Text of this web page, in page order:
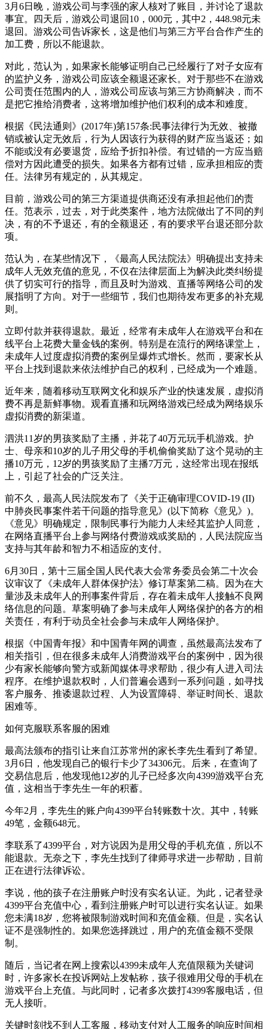
3月6日晚，游戏公司与李强的家人核对了账目，并讨论了退款
事宜。四天后，游戏公司退回10，000元，其中2，448.98元未
退回。游戏公司告诉家长，这是他们与第三方平台合作产生的
加工费，所以不能退款。
对此，范认为，如果家长能够证明自己已经履行了对子女应有
的监护义务，游戏公司应该全额退还家长。对于那些不在游戏
公司责任范围内的人，游戏公司应该与第三方协商解决，而不
是把它推给消费者，这将增加维护他们权利的成本和难度。
根据《民法通则》(2017年)第157条:民事法律行为无效、被撤
销或被认定无效后，行为人因该行为获得的财产应当返还；如
不能或没有必要退货，应给予折扣补偿。有过错的一方应当赔
偿对方因此遭受的损失。如果各方都有过错，应承担相应的责
任。法律另有规定的，从其规定。
目前，游戏公司的第三方渠道提供商还没有承担起他们的责
任。范表示，过去，对于此类案件，地方法院做出了不同的判
决，有的不予退还，有的全额退还，有的要求平台退还部分款
项。
范认为，在某些情况下，《最高人民法院法》明确提出支持未
成年人无效充值的意见，不仅在法律层面上为解决此类纠纷提
供了切实可行的指导，而且及时为游戏、直播等网络公司的发
展指明了方向。对于一些细节，我们也期待发布更多的补充规
则。
立即付款并获得退款。最近，经常有未成年人在游戏平台和在
线平台上花费大量金钱的案例。特别是在流行的网络课堂上，
未成年人过度虚拟消费的案例呈爆炸式增长。然而，要家长从
平台上找到退款来依法维护自己的权利，已经成为一个难题。
近年来，随着移动互联网文化和娱乐产业的快速发展，虚拟消
费不再是新鲜事物。观看直播和玩网络游戏已经成为网络娱乐
虚拟消费的新渠道。
泗洪11岁的男孩奖励了主播，并花了40万元玩手机游戏。护
士、母亲和10岁的儿子用父母的手机偷偷奖励了这个晃动的主
播10万元，12岁的男孩奖励了主播7万元，这经常出现在报纸
上，引起了社会的广泛关注。
前不久，最高人民法院发布了《关于正确审理COVID-19 (II)
中肺炎民事案件若干问题的指导意见》(以下简称《意见》)。
《意见》明确规定，限制民事行为能力人未经其监护人同意，
在网络直播平台上参与网络付费游戏或奖励的，人民法院应当
支持与其年龄和智力不相适应的支付。
6月30日，第十三届全国人民代表大会常务委员会第二十次会
议审议了《未成年人群体保护法》修订草案第二稿。因为在大
量涉及未成年人的刑事案件背后，存在着未成年人接触不良网
络信息的问题。草案明确了参与未成年人网络保护的各方的相
关责任，有利于动员全社会参与未成年人网络保护。
根据《中国青年报》和中国青年网的调查，虽然最高法发布了
相关指引，但在很多未成年人消费游戏平台的案例中，因为很
少有家长能够向警方或新闻媒体寻求帮助，很少有人进入司法
程序。在维护退款权时，人们普遍会遇到一系列问题，如寻找
客户服务、推诿退款过程、人为设置障碍、举证时间长、退款
困难等。
如何克服联系客服的困难
最高法颁布的指引让来自江苏常州的家长李先生看到了希望。
3月6日，他发现自己的银行卡少了34306元。后来，在查询了
交易信息后，他发现他12岁的儿子已经多次向4399游戏平台充
值，这相当于李先生一年的积蓄。
今年2月，李先生的账户向4399平台转账数十次。其中，转账
49笔，金额648元。
李联系了4399平台，对方说因为是用父母的手机充值，所以不
能退款。无奈之下，李先生找到了律师寻求进一步帮助，目前
正在进行法律诉讼。
李说，他的孩子在注册账户时没有实名认证。为此，记者登录
4399平台充值中心，看到注册账户时可以进行实名认证。如果
您未满18岁，您将被限制游戏时间和充值金额。但是，实名认
证不是强制性的。如果您选择跳过，用户的充值金额不受限
制。
随后，当记者在网上搜索以4399未成年人充值限额为关键词
时，许多家长在投诉网站上发帖称，孩子很难用父母的手机在
游戏平台上充值。与此同时，记者多次拨打4399客服电话，但
无人接听。
关键时刻找不到人工客服，移动支付对人工服务的响应时间相